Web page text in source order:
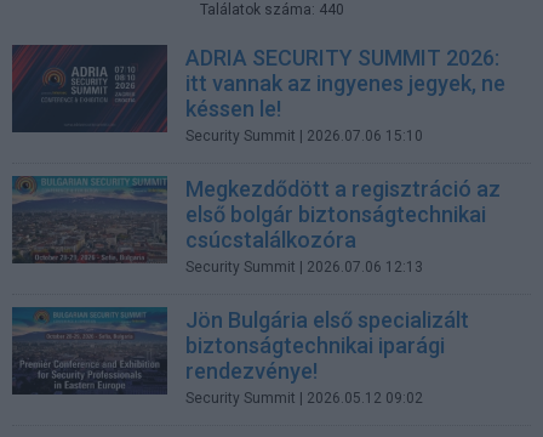
Találatok száma: 440
ADRIA SECURITY SUMMIT 2026:
itt vannak az ingyenes jegyek, ne
késsen le!
Security Summit | 2026.07.06 15:10
Megkezdődött a regisztráció az
első bolgár biztonságtechnikai
csúcstalálkozóra
Security Summit | 2026.07.06 12:13
Jön Bulgária első specializált
biztonságtechnikai iparági
rendezvénye!
Security Summit | 2026.05.12 09:02